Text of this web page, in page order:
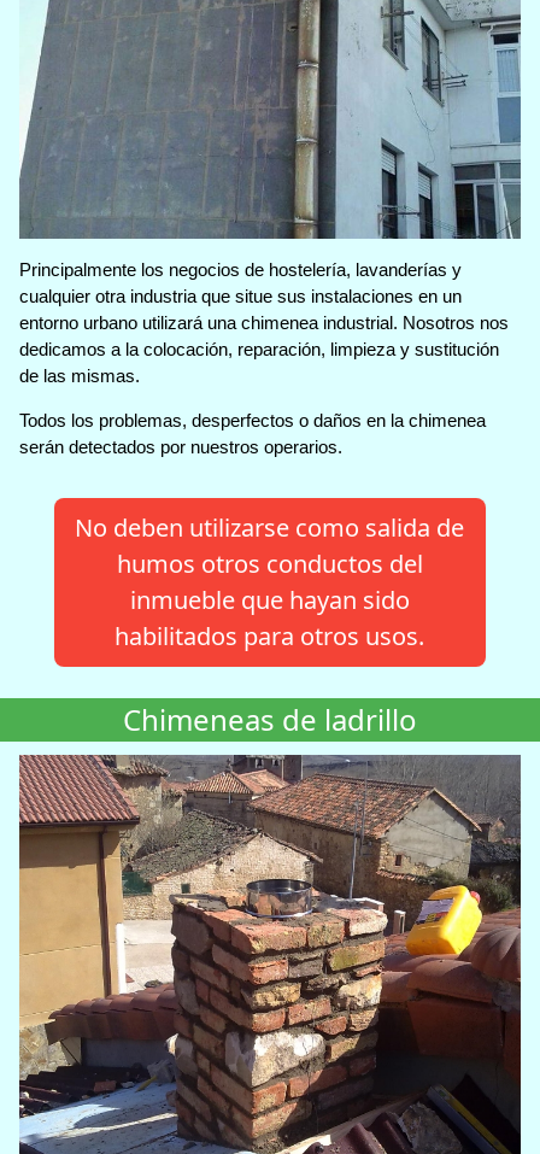
Principalmente los negocios de hostelería, lavanderías y
cualquier otra industria que situe sus instalaciones en un
entorno urbano utilizará una chimenea industrial. Nosotros nos
dedicamos a la colocación, reparación, limpieza y sustitución
de las mismas.
Todos los problemas, desperfectos o daños en la chimenea
serán detectados por nuestros operarios.
No deben utilizarse como salida de
humos otros conductos del
inmueble que hayan sido
habilitados para otros usos.
Chimeneas de ladrillo